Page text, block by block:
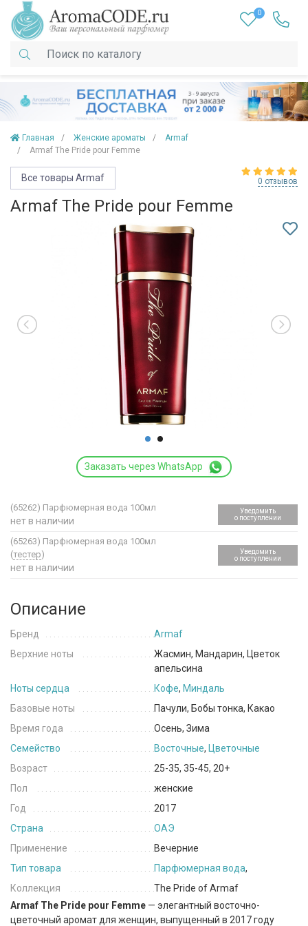
0
Главная Женские ароматы
Armaf
Armaf The Pride pour Femme
Все товары Armaf 0 отзывов
Armaf The Pride pour Femme
Заказать через WhatsApp
(65262) Парфюмерная вода 100мл
нет в наличии
Уведомить
о поступлении
(65263) Парфюмерная вода 100мл
(тестер)
нет в наличии
Уведомить
о поступлении
Описание
Бренд
Armaf
Верхние ноты
Жасмин, Мандарин, Цветок
апельсина
Ноты сердца
Кофе, Миндаль
Базовые ноты
Пачули, Бобы тонка, Какао
Время года
Осень, Зима
Семейство
Восточные, Цветочные
Возраст
25-35, 35-45, 20+
Пол
женские
Год
2017
Страна
ОАЭ
Применение
Вечерние
Тип товара
Парфюмерная вода,
Коллекция
The Pride of Armaf
Armaf The Pride pour Femme — элегантный восточно-
цветочный аромат для женщин, выпущенный в 2017 году